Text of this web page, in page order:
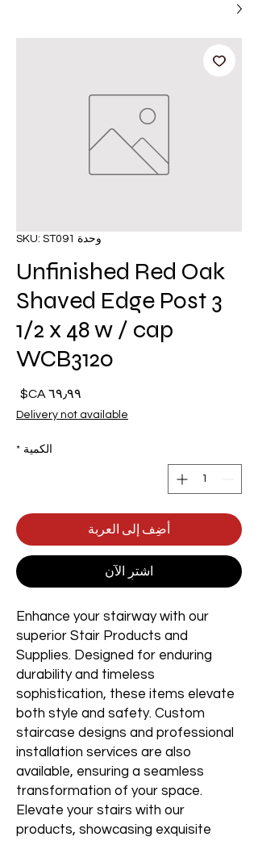
وحدة SKU: ST091
Unfinished Red Oak
Shaved Edge Post 3
1/2 x 48 w / cap
WCB3120
Delivery not available
الكمية *
أضِف إلى العربة
اشترِ الآن
Enhance your stairway with our
superior Stair Products and
Supplies. Designed for enduring
durability and timeless
sophistication, these items elevate
both style and safety. Custom
staircase designs and professional
installation services are also
available, ensuring a seamless
transformation of your space.
Elevate your stairs with our
products, showcasing exquisite